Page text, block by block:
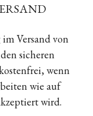
Versand von
sicheren
wenn
wie auf
wird.